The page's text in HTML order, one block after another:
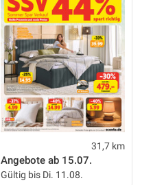
31,7 km
Angebote ab 15.07.
Gültig bis Di. 11.08.